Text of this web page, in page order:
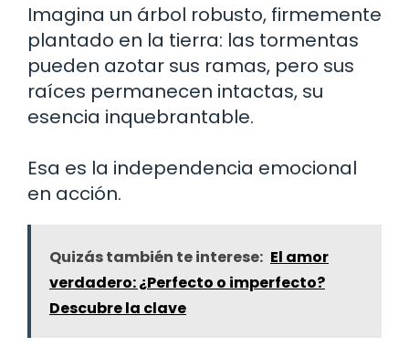
Imagina un árbol robusto, firmemente
plantado en la tierra: las tormentas
pueden azotar sus ramas, pero sus
raíces permanecen intactas, su
esencia inquebrantable.
Esa es la independencia emocional
en acción.
Quizás también te interese: El amor
verdadero: ¿Perfecto o imperfecto?
Descubre la clave